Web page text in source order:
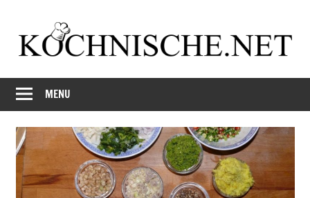
content
Kochnische.net
another
Foodblog
MENU